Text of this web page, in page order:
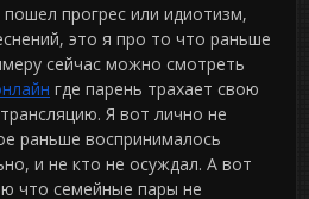
прогрес или идиотизм,
это я про то что раньше
сейчас можно смотреть
где парень трахает свою
Я вот лично не
раньше воспринималось
и не кто не осуждал. А вот
что семейные пары не